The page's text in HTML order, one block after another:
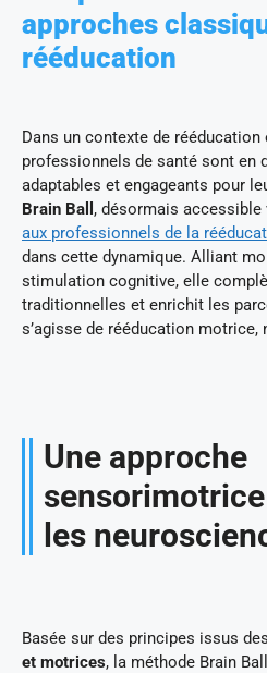
approches
rééducation
Dans un contexte de
professionnels de santé sont en
adaptables et engageants pour
Brain Ball , désormais accessible
aux professionnels de la
dans cette dynamique. Alliant
stimulation cognitive, elle
traditionnelles et enrichit les
s’agisse de rééducation
Une approche
les
Basée sur des principes issus des
et motrices, la méthode Brain